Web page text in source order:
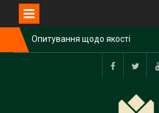
Перейти
Опитування щодо якості
викладання дисциплін у І
семестрі 2025-2026 н.р.
Методичний семінар
Системі дистанційного
FacebookTwitter